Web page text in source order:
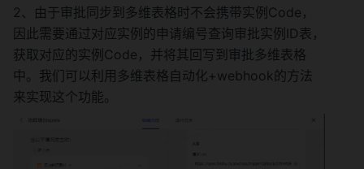
2、由于审批同步到多维表格时不会携带实例Code，
因此需要通过对应实例的申请编号查询审批实例ID表，
获取对应的实例Code，并将其回写到审批多维表格
中。我们可以利用多维表格自动化+webhook的方法
来实现这个功能。